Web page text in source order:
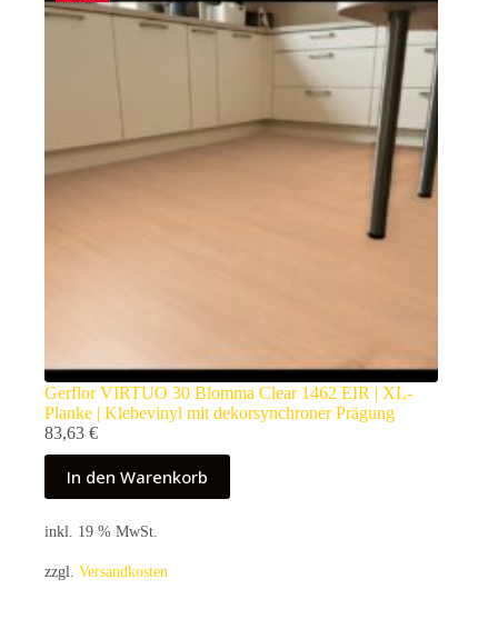
Gerflor VIRTUO 30 Blomma Clear 1462 EIR | XL-
Planke | Klebevinyl mit dekorsynchroner Prägung
83,63 €
In den Warenkorb
inkl. 19 % MwSt.
zzgl. Versandkosten